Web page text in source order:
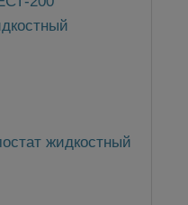
жидкостный